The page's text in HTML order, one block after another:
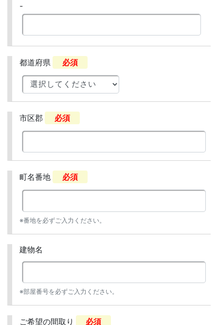
-
都道府県 必須
市区郡 必須
町名番地 必須
※番地を必ずご入力ください。
建物名
※部屋番号を必ずご入力ください。
ご希望の間取り
必須